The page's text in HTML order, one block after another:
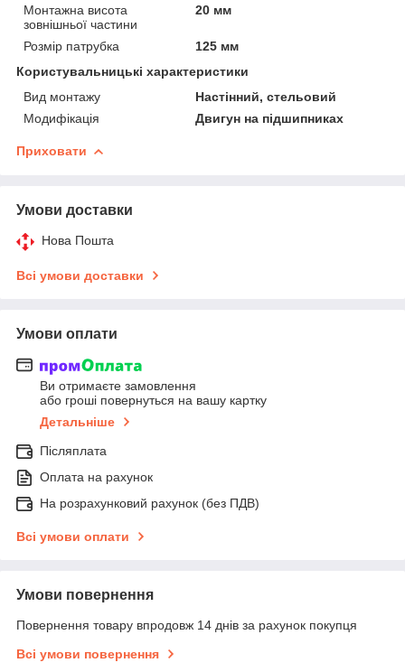
Монтажна висота
зовнішньої частини
20 мм
Розмір патрубка
125 мм
Користувальницькі характеристики
Вид монтажу
Настінний, стельовий
Модифікація
Двигун на підшипниках
Приховати
Умови доставки
Нова Пошта
Всі умови доставки
Умови оплати
Ви отримаєте замовлення
або гроші повернуться на вашу картку
Детальніше
Післяплата
Оплата на рахунок
На розрахунковий рахунок (без ПДВ)
Всі умови оплати
Умови повернення
Повернення товару впродовж 14 днів за рахунок покупця
Всі умови повернення